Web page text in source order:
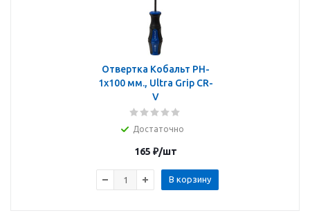
Отвертка Кобальт PH-
1х100 мм., Ultra Grip CR-
V
Достаточно
165 ₽/шт
В корзину